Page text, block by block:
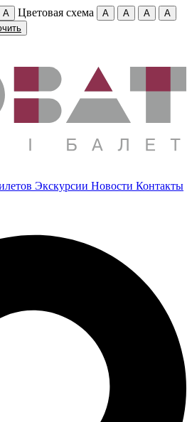
A Цветовая схема A A A
A
Экскурсии Новости Контакты